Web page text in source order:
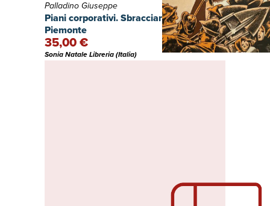
Piani corporativi. Sbracciantizzazione.
Piemonte
Palladino Giuseppe
35,00 €
Sonia Natale Libreria (Italia)